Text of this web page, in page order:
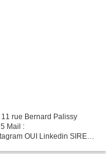
rue Bernard Palissy
Mail :
OUI Linkedin SIRET